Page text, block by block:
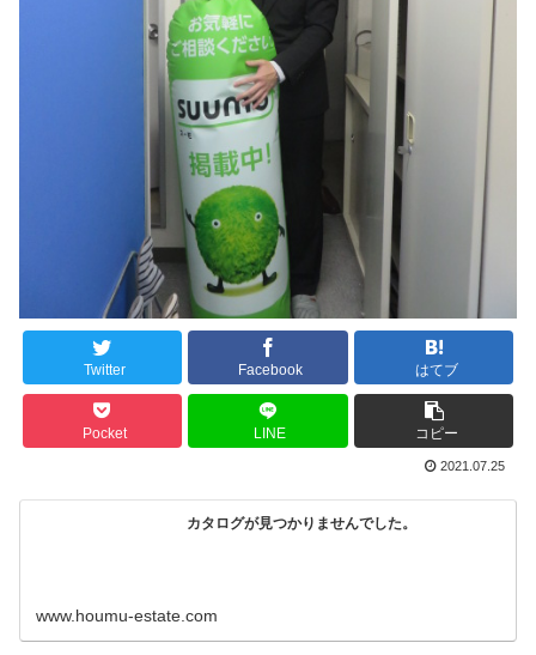
Twitter Facebook はてブ
Pocket LINE コピー
2021.07.25
カタログが見つかりませんでした。
www.houmu-estate.com